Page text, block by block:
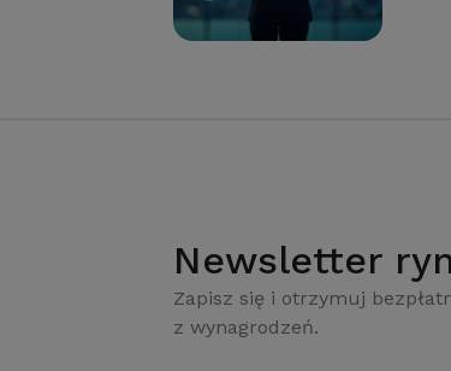
Newsletter
Zapisz się i otrzymuj
z wynagrodzeń.